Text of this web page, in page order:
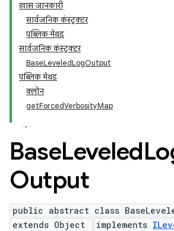
खास जानकारी
सार्वजनिक कंस्ट्रक्टर
पब्लिक मेथड
सार्वजनिक कंस्ट्रक्टर
BaseLeveledLogOutput
पब्लिक मेथड
क्लोन
getForcedVerbosityMap
BaseLeveled
Output
public abstract class
extends Object
implements